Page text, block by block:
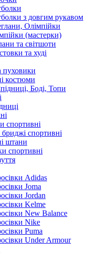
з довгим рукавом
Олімпійки
(мастерки)
та світшоти
та худі
пуховики
костюми
Боді, Топи
спортивні
спортивні
штани
спортивні
Adidas
Joma
Jordan
Kelme
New Balance
Nike
Puma
Under Armour